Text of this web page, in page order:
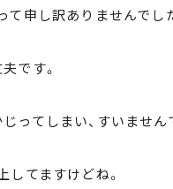
て申し訳ありませんでし
です。
ってしまい、すいません
してますけどね。